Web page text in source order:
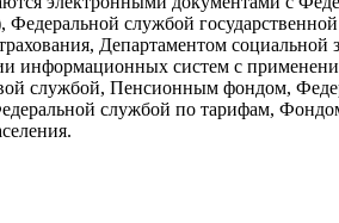
Федеральной службой
Департаментом
информационных систем с
службой, Пенсионным фондом,
службой по тарифам,